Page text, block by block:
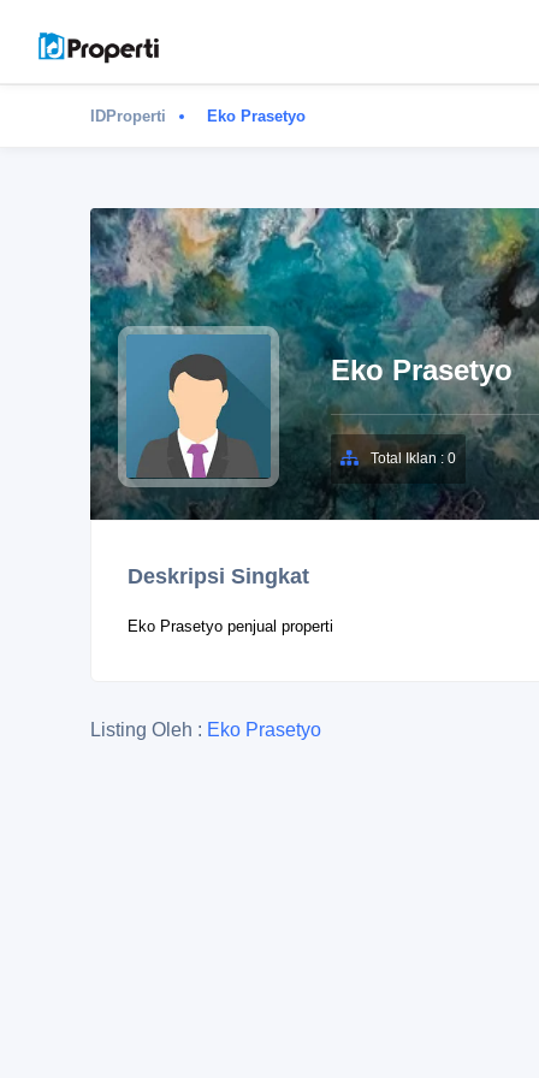
IDProperti Eko Prasetyo
Eko Prasetyo
Total Iklan : 0
Deskripsi Singkat
Eko Prasetyo penjual properti
Listing Oleh : Eko Prasetyo